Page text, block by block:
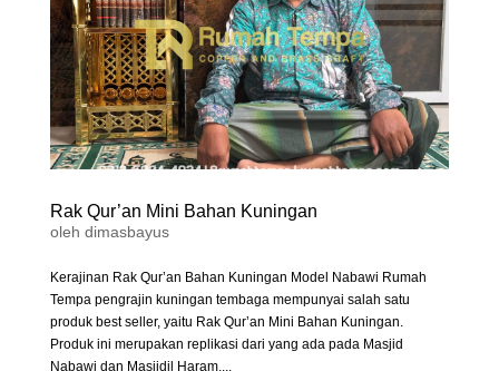
Rak Qur’an Mini Bahan Kuningan
oleh dimasbayus
Kerajinan Rak Qur’an Bahan Kuningan Model Nabawi Rumah
Tempa pengrajin kuningan tembaga mempunyai salah satu
produk best seller, yaitu Rak Qur’an Mini Bahan Kuningan.
Produk ini merupakan replikasi dari yang ada pada Masjid
Nabawi dan Masjidil Haram....